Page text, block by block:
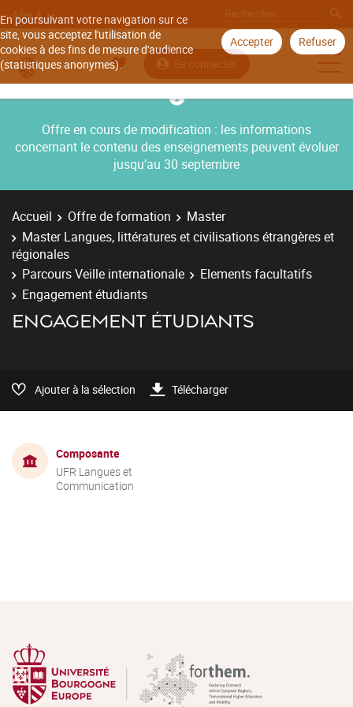
En poursuivant votre navigation sur ce
site, vous acceptez l'utilisation de
cookies à des fins de mesure d'audience
(statistiques anonymes).
Accepter Refuser
Aller à
Se connecter
Offre en cours de modification : les informations
concernant le contenu des enseignements peuvent évoluer
jusqu’au 30 septembre
Accueil Offre de formation
Master
Master Langues, littératures et civilisations étrangères et
régionales
Parcours Veille internationale
Elements facultatifs
Engagement étudiants
ENGAGEMENT ÉTUDIANTS
Ajouter à la sélection Télécharger
Composante
UFR Langues et
Communication